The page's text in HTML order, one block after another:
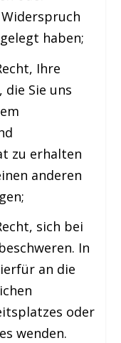
Widerspruch
haben;
Ihre
die Sie uns
zu erhalten
anderen
sich bei
In
an die
oder
wenden.